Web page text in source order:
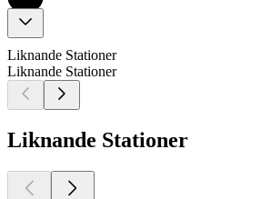
Liknande Stationer
Liknande Stationer
Liknande Stationer